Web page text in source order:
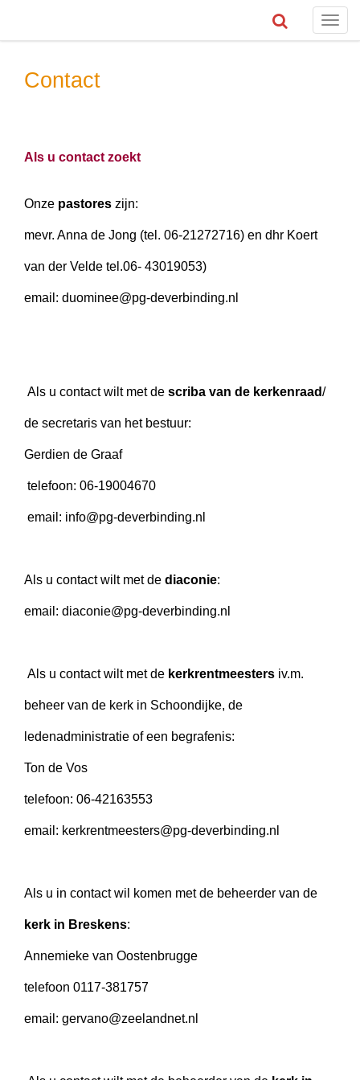
Contact
Als u contact zoekt
Onze pastores zijn:
mevr. Anna de Jong (tel. 06-21272716) en dhr Koert
van der Velde tel.06- 43019053)
email: duominee@pg-deverbinding.nl
Als u contact wilt met de scriba van de kerkenraad/
de secretaris van het bestuur:
Gerdien de Graaf
telefoon: 06-19004670
email: info@pg-deverbinding.nl
Als u contact wilt met de diaconie:
email: diaconie@pg-deverbinding.nl
Als u contact wilt met de kerkrentmeesters iv.m.
beheer van de kerk in Schoondijke, de
ledenadministratie of een begrafenis:
Ton de Vos
telefoon: 06-42163553
email: kerkrentmeesters@pg-deverbinding.nl
Als u in contact wil komen met de beheerder van de
kerk in Breskens:
Annemieke van Oostenbrugge
telefoon 0117-381757
email: gervano@zeelandnet.nl